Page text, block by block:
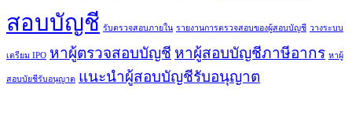
สอบบัญชี รับตรวจสอบภายใน รายงานการตรวจสอบของผู้สอบบัญชี วางระบบ
เตรียม IPO หาผู้ตรวจสอบบัญชี หาผู้สอบบัญชีภาษีอากร หาผู้
สอบบัยชีรับอนุญาต แนะนำผู้สอบบัญชีรับอนุญาต